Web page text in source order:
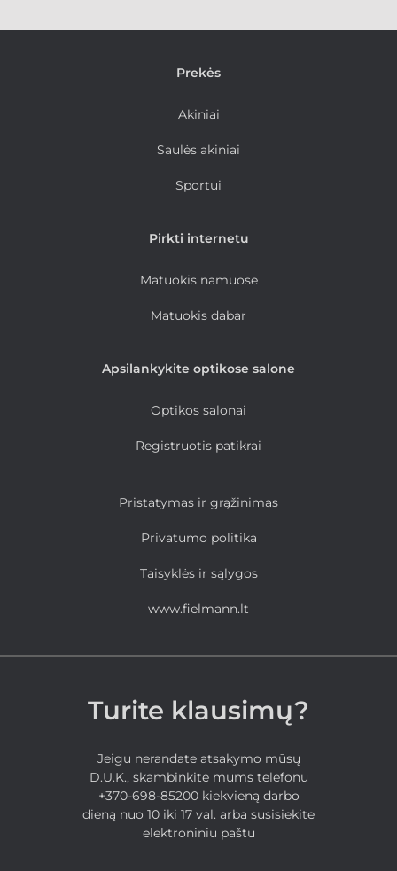
Prekės
Akiniai
Saulės akiniai
Sportui
Pirkti internetu
Matuokis namuose
Matuokis dabar
Apsilankykite optikose salone
Optikos salonai
Registruotis patikrai
Pristatymas ir grąžinimas
Privatumo politika
Taisyklės ir sąlygos
www.fielmann.lt
Turite klausimų?
Jeigu nerandate atsakymo mūsų
D.U.K., skambinkite mums telefonu
+370-698-85200 kiekvieną darbo
dieną nuo 10 iki 17 val. arba susisiekite
elektroniniu paštu